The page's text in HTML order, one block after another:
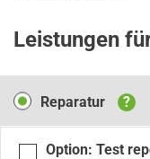
Leistungen
Reparatur
Reparatur ?
Option: Test